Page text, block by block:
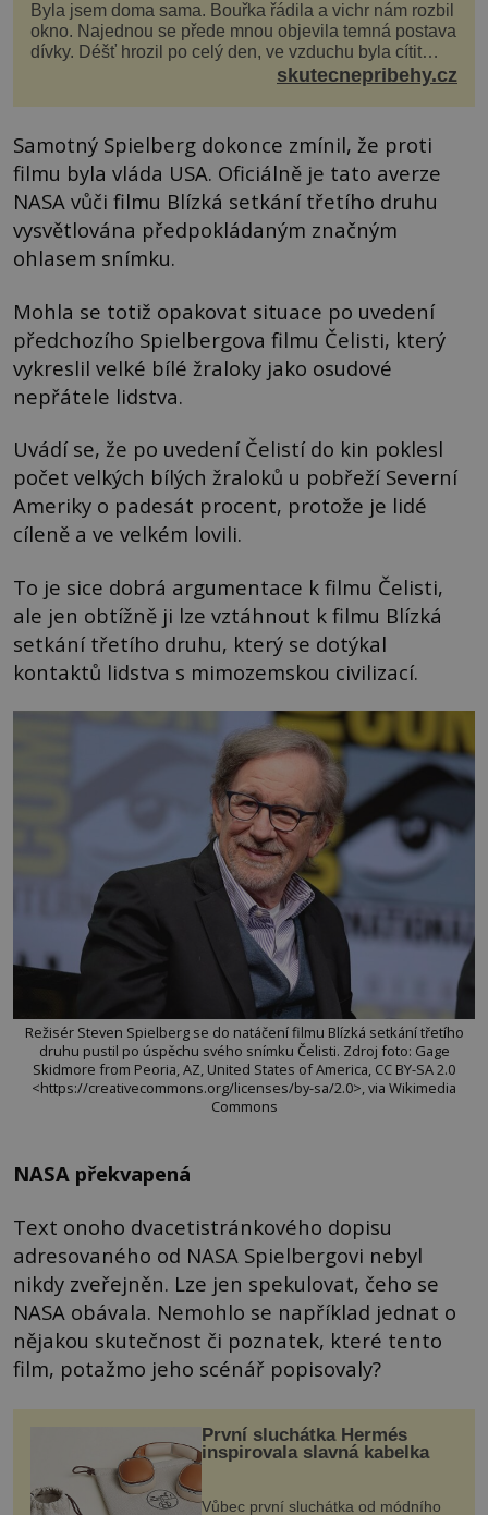
Byla jsem doma sama. Bouřka řádila a vichr nám rozbil
okno. Najednou se přede mnou objevila temná postava
dívky. Déšť hrozil po celý den, ve vzduchu byla cítit
bouřka. Do topolů před domem se opřel ví...skutecnepribehy.cz
Samotný Spielberg dokonce zmínil, že proti
filmu byla vláda USA. Oficiálně je tato averze
NASA vůči filmu Blízká setkání třetího druhu
vysvětlována předpokládaným značným
ohlasem snímku.
Mohla se totiž opakovat situace po uvedení
předchozího Spielbergova filmu Čelisti, který
vykreslil velké bílé žraloky jako osudové
nepřátele lidstva.
Uvádí se, že po uvedení Čelistí do kin poklesl
počet velkých bílých žraloků u pobřeží Severní
Ameriky o padesát procent, protože je lidé
cíleně a ve velkém lovili.
To je sice dobrá argumentace k filmu Čelisti,
ale jen obtížně ji lze vztáhnout k filmu Blízká
setkání třetího druhu, který se dotýkal
kontaktů lidstva s mimozemskou civilizací.
Režisér Steven Spielberg se do natáčení filmu Blízká setkání třetího
druhu pustil po úspěchu svého snímku Čelisti. Zdroj foto: Gage
Skidmore from Peoria, AZ, United States of America, CC BY-SA 2.0
<https://creativecommons.org/licenses/by-sa/2.0>, via Wikimedia
Commons
NASA překvapená
Text onoho dvacetistránkového dopisu
adresovaného od NASA Spielbergovi nebyl
nikdy zveřejněn. Lze jen spekulovat, čeho se
NASA obávala. Nemohlo se například jednat o
nějakou skutečnost či poznatek, které tento
film, potažmo jeho scénář popisovaly?
První sluchátka Hermés
inspirovala slavná kabelka
Vůbec první sluchátka od módního